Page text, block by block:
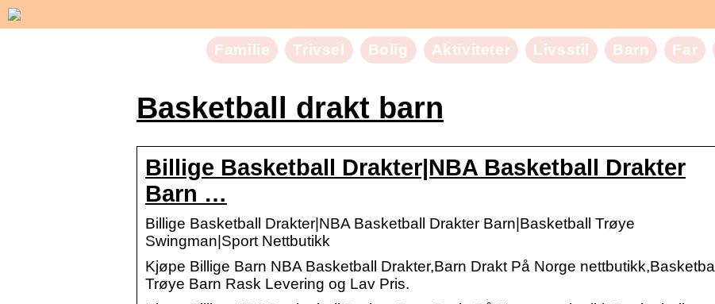
Familie Trivsel Bolig Aktiviteter Livsstil Barn Far
Basketball drakt barn
Billige Basketball Drakter|NBA Basketball Drakter
Barn …
Billige Basketball Drakter|NBA Basketball Drakter Barn|Basketball Trøye
Swingman|Sport Nettbutikk
Kjøpe Billige Barn NBA Basketball Drakter,Barn Drakt På Norge nettbutikk,Basketball
Trøye Barn Rask Levering og Lav Pris.